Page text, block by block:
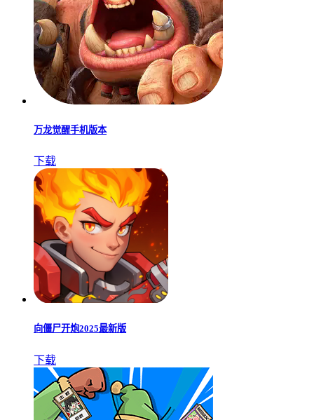
万龙觉醒手机版本
下载
向僵尸开炮2025最新版
下载